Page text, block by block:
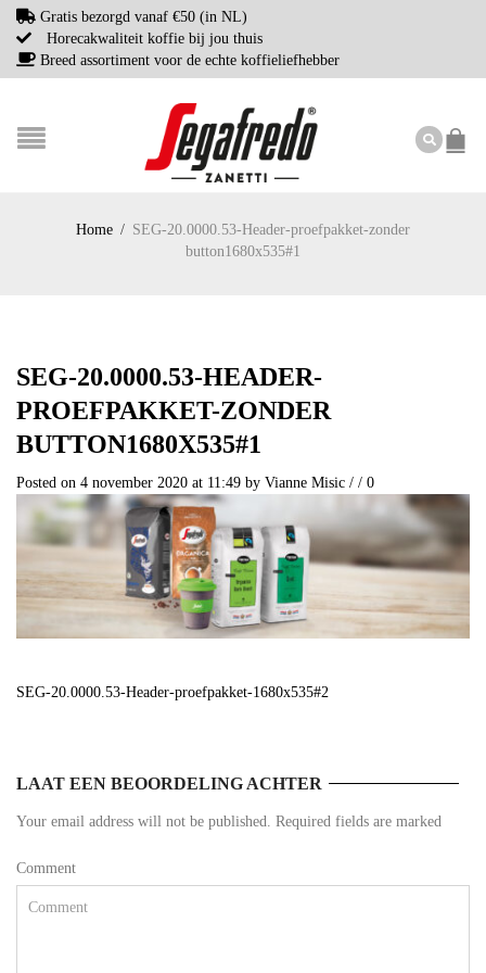
Gratis bezorgd vanaf €50 (in NL)
Horecakwaliteit koffie bij jou thuis
Breed assortiment voor de echte koffieliefhebber
Home / SEG-20.0000.53-Header-proefpakket-zonder
button1680x535#1
SEG-20.0000.53-HEADER-
PROEFPAKKET-ZONDER
BUTTON1680X535#1
Posted on 4 november 2020 at 11:49 by Vianne Misic / / 0
SEG-20.0000.53-Header-proefpakket-1680x535#2
LAAT EEN BEOORDELING ACHTER
Your email address will not be published. Required fields are marked
Comment